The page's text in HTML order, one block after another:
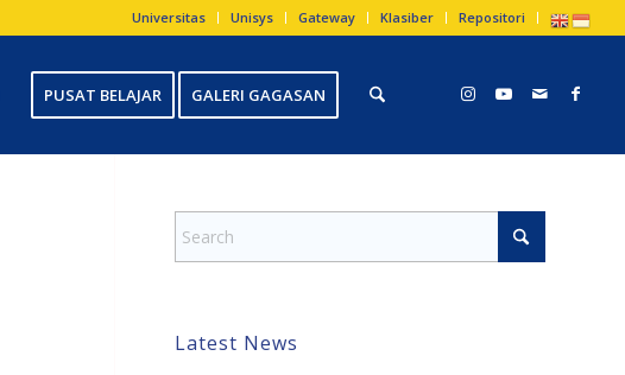
Universitas Unisys Gateway Klasiber Repositori
PUSAT BELAJAR GALERI GAGASAN
Latest News